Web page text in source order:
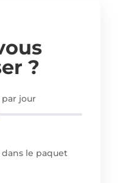
?
jour
le paquet